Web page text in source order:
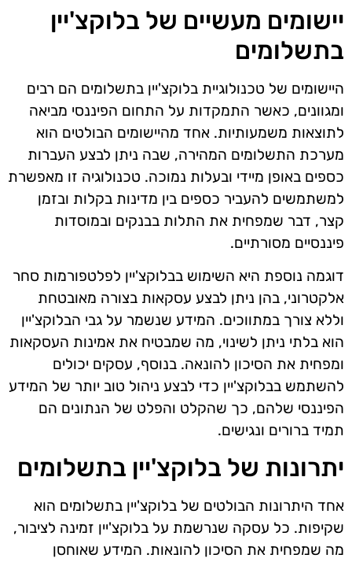
יישומים מעשיים של בלוקצ'יין
בתשלומים
היישומים של טכנולוגיית בלוקצ'יין בתשלומים הם רבים
ומגוונים, כאשר התמקדות על התחום הפיננסי מביאה
לתוצאות משמעותיות. אחד מהיישומים הבולטים הוא
מערכת התשלומים המהירה, שבה ניתן לבצע העברות
כספים באופן מיידי ובעלות נמוכה. טכנולוגיה זו מאפשרת
למשתמשים להעביר כספים בין מדינות בקלות ובזמן
קצר, דבר שמפחית את התלות בבנקים ובמוסדות
פיננסיים מסורתיים.
דוגמה נוספת היא השימוש בבלוקצ'יין לפלטפורמות סחר
אלקטרוני, בהן ניתן לבצע עסקאות בצורה מאובטחת
וללא צורך במתווכים. המידע שנשמר על גבי הבלוקצ'יין
הוא בלתי ניתן לשינוי, מה שמבטיח את אמינות העסקאות
ומפחית את הסיכון להונאה. בנוסף, עסקים יכולים
להשתמש בבלוקצ'יין כדי לבצע ניהול טוב יותר של המידע
הפיננסי שלהם, כך שהקלט והפלט של הנתונים הם
תמיד ברורים ונגישים.
יתרונות של בלוקצ'יין בתשלומים
אחד היתרונות הבולטים של בלוקצ'יין בתשלומים הוא
שקיפות. כל עסקה שנרשמת על בלוקצ'יין זמינה לציבור,
מה שמפחית את הסיכון להונאות. המידע שאוחסן